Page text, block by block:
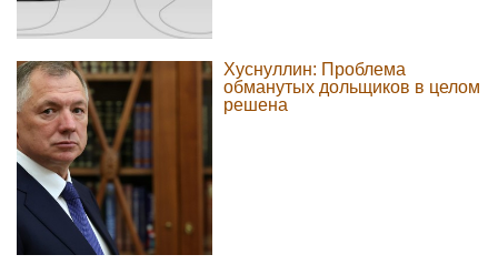
Хуснуллин: Проблема
обманутых дольщиков в целом
решена